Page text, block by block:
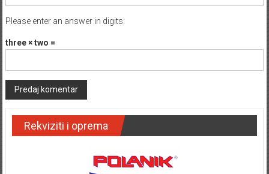
Please enter an answer in digits:
three × two =
Rekviziti i oprema